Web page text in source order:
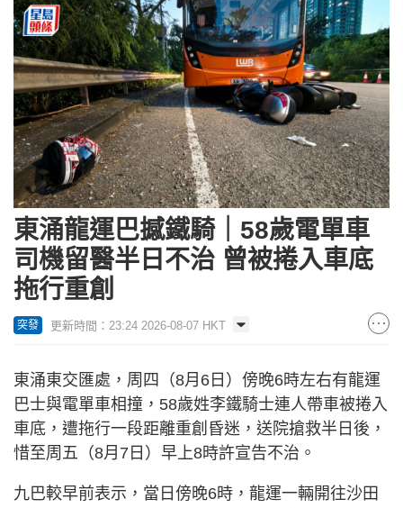
東涌龍運巴撼鐵騎｜58歲電單車
司機留醫半日不治 曾被捲入車底
拖行重創
突發 更新時間：23:24 2026-08-07 HKT
東涌東交匯處，周四（8月6日）傍晚6時左右有龍運
巴士與電單車相撞，58歲姓李鐵騎士連人帶車被捲入
車底，遭拖行一段距離重創昏迷，送院搶救半日後，
惜至周五（8月7日）早上8時許宣告不治。
九巴較早前表示，當日傍晚6時，龍運一輛開往沙田